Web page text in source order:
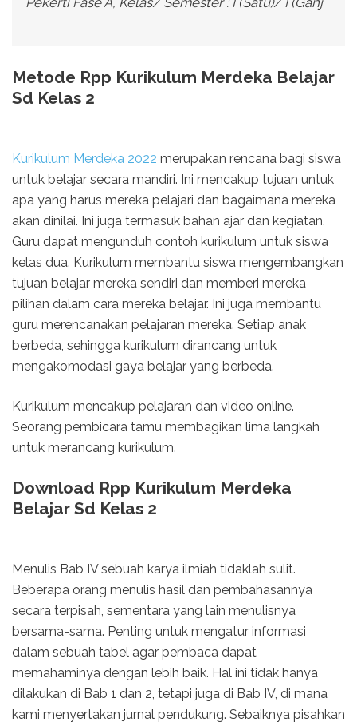
Metode Rpp Kurikulum Merdeka Belajar
Sd Kelas 2
Kurikulum Merdeka 2022 merupakan rencana bagi siswa
untuk belajar secara mandiri. Ini mencakup tujuan untuk
apa yang harus mereka pelajari dan bagaimana mereka
akan dinilai. Ini juga termasuk bahan ajar dan kegiatan.
Guru dapat mengunduh contoh kurikulum untuk siswa
kelas dua. Kurikulum membantu siswa mengembangkan
tujuan belajar mereka sendiri dan memberi mereka
pilihan dalam cara mereka belajar. Ini juga membantu
guru merencanakan pelajaran mereka. Setiap anak
berbeda, sehingga kurikulum dirancang untuk
mengakomodasi gaya belajar yang berbeda.
Kurikulum mencakup pelajaran dan video online.
Seorang pembicara tamu membagikan lima langkah
untuk merancang kurikulum.
Download Rpp Kurikulum Merdeka
Belajar Sd Kelas 2
Menulis Bab IV sebuah karya ilmiah tidaklah sulit.
Beberapa orang menulis hasil dan pembahasannya
secara terpisah, sementara yang lain menulisnya
bersama-sama. Penting untuk mengatur informasi
dalam sebuah tabel agar pembaca dapat
memahaminya dengan lebih baik. Hal ini tidak hanya
dilakukan di Bab 1 dan 2, tetapi juga di Bab IV, di mana
kami menyertakan jurnal pendukung. Sebaiknya pisahkan